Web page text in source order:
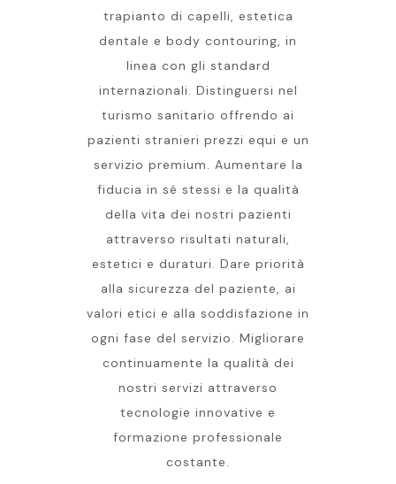
trapianto di capelli, estetica
dentale e body contouring, in
linea con gli standard
internazionali. Distinguersi nel
turismo sanitario offrendo ai
pazienti stranieri prezzi equi e un
servizio premium. Aumentare la
fiducia in sé stessi e la qualità
della vita dei nostri pazienti
attraverso risultati naturali,
estetici e duraturi. Dare priorità
alla sicurezza del paziente, ai
valori etici e alla soddisfazione in
ogni fase del servizio. Migliorare
continuamente la qualità dei
nostri servizi attraverso
tecnologie innovative e
formazione professionale
costante.